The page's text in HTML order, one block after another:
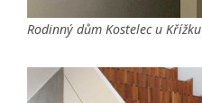
Rodinný dům Kostelec u Křížku